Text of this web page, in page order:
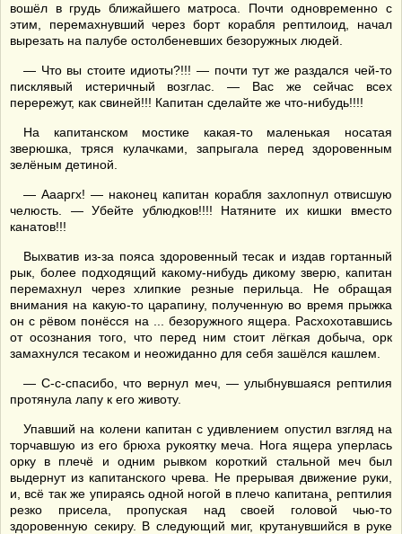
вошёл в грудь ближайшего матроса. Почти одновременно с
этим, перемахнувший через борт корабля рептилоид, начал
вырезать на палубе остолбеневших безоружных людей.
— Что вы стоите идиоты?!!! — почти тут же раздался чей-то
писклявый истеричный возглас. — Вас же сейчас всех
перережут, как свиней!!! Капитан сделайте же что-нибудь!!!!
На капитанском мостике какая-то маленькая носатая
зверюшка, тряся кулачками, запрыгала перед здоровенным
зелёным детиной.
— Аааргх! — наконец капитан корабля захлопнул отвисшую
челюсть. — Убейте ублюдков!!!! Натяните их кишки вместо
канатов!!!
Выхватив из-за пояса здоровенный тесак и издав гортанный
рык, более подходящий какому-нибудь дикому зверю, капитан
перемахнул через хлипкие резные перильца. Не обращая
внимания на какую-то царапину, полученную во время прыжка
он с рёвом понёсся на ... безоружного ящера. Расхохотавшись
от осознания того, что перед ним стоит лёгкая добыча, орк
замахнулся тесаком и неожиданно для себя зашёлся кашлем.
— С-с-спасибо, что вернул меч, — улыбнувшаяся рептилия
протянула лапу к его животу.
Упавший на колени капитан с удивлением опустил взгляд на
торчавшую из его брюха рукоятку меча. Нога ящера уперлась
орку в плечё и одним рывком короткий стальной меч был
выдернут из капитанского чрева. Не прерывая движение руки,
и, всё так же упираясь одной ногой в плечо капитана¸ рептилия
резко присела, пропуская над своей головой чью-то
здоровенную секиру. В следующий миг, крутанувшийся в руке